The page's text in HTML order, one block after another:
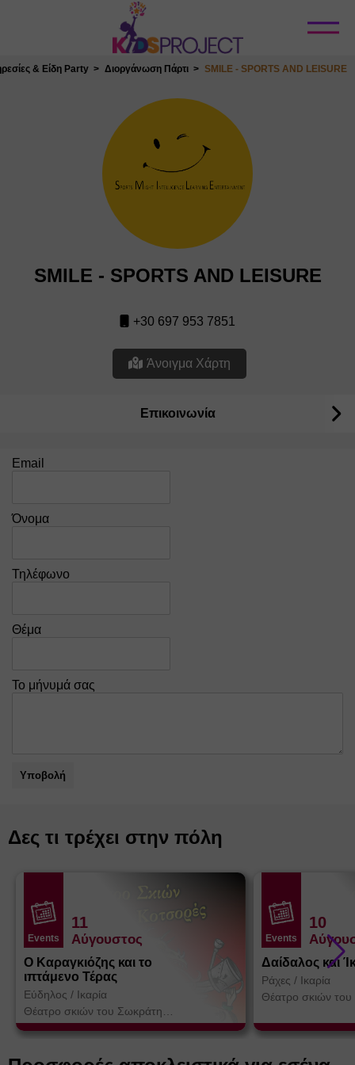
Κλείσιμο
& Είδη Party Διοργάνωση Πάρτι SMILE - SPORTS AND LEISURE
SMILE - SPORTS AND LEISURE
+30 697 953 7851
Άνοιγμα Χάρτη
Επικοινωνία
Email
Όνομα
Τηλέφωνο
Θέμα
Το μήνυμά σας
Υποβολή
Δες τι τρέχει στην πόλη
Events
11
Αύγουστος
Ο Καραγκιόζης και το
ιπτάμενο Τέρας
Εύδηλος / Ικαρία
Θέατρο σκιών του Σωκράτη
Κοτσορέ
Events
10
Δαίδαλος και
Ράχες / Ικαρία
Θέατρο σκιών